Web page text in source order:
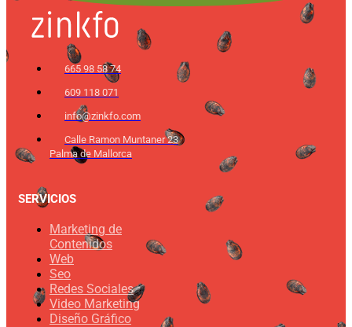
665 98 58 74
609 118 071
info@zinkfo.com
Calle Ramon Muntaner 23
Palma de Mallorca
SERVICIOS
Marketing de
Contenidos
Web
Seo
Redes Sociales
Video Marketing
Diseño Gráfico